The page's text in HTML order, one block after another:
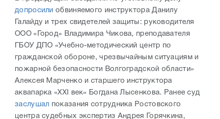
допросили обвиняемого инструктора Данилу
Галайду и трех свидетелей защиты: руководителя
ООО «Город» Владимира Чикова, преподавателя
ГБОУ ДПО «Учебно-методический центр по
гражданской обороне, чрезвычайным ситуациям и
пожарной безопасности Волгоградской области»
Алексея Марченко и старшего инструктора
аквапарка «XXI век» Богдана Лысенкова. Ранее суд
заслушал показания сотрудника Ростовского
центра судебных экспертиз Андрея Горячкина,